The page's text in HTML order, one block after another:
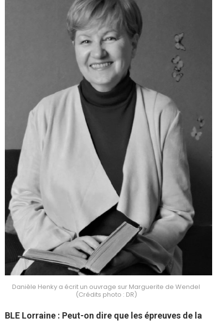
Danièle Henky a écrit un ouvrage sur Marguerite de Wendel
(Crédits photo : DR)
BLE Lorraine : Peut-on dire que les épreuves de la